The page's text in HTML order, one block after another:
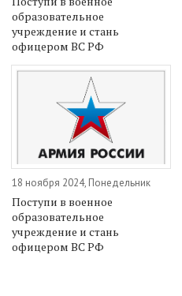
образовательное
учреждение и стань
офицером ВС РФ
18 ноября 2024, Понедельник
Поступи в военное
образовательное
учреждение и стань
офицером ВС РФ